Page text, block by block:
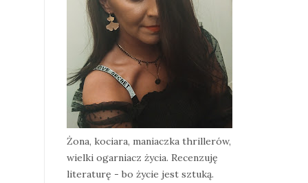
Żona, kociara, maniaczka thrillerów,
wielki ogarniacz życia. Recenzuję
literaturę - bo życie jest sztuką.